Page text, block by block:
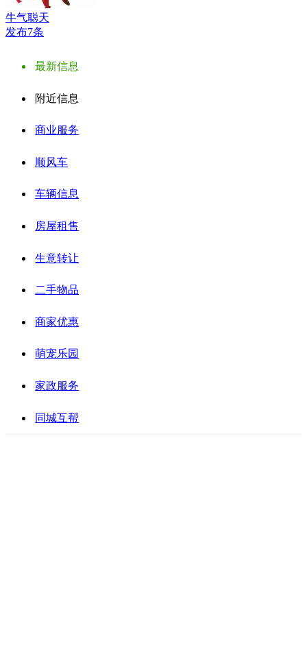
牛气聪天
发布7条
最新信息
附近信息
商业服务
顺风车
车辆信息
房屋租售
生意转让
二手物品
商家优惠
萌宠乐园
家政服务
同城互帮